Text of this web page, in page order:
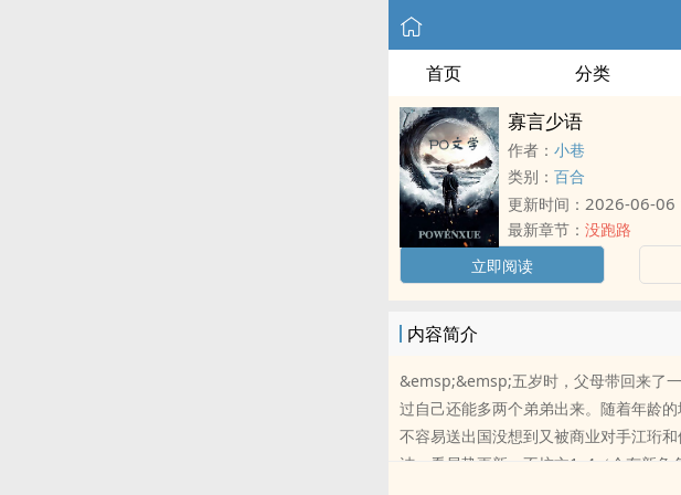
首页 分类
寡言少语
作者： 小巷
类别： 百合
更新时间： 2026-06-06
最新章节： 没跑路
立即阅读
内容简介
&emsp;&emsp;五岁时，父母带回来了
过自己还能多两个弟弟出来。随着年龄
不容易送出国没想到又被商业对手江珩
洁。看局势更新，不坑文1v4（会有新角